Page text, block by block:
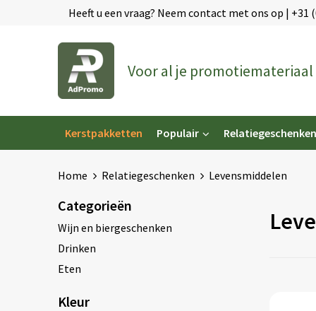
Heeft u een vraag? Neem contact met ons op | +31
Voor al je promotiemateriaal
Kerstpakketten Populair Relatiegeschenken
Home Relatiegeschenken Levensmiddelen
Categorieën
Wijn en biergeschenken
Drinken
Eten
Kleur